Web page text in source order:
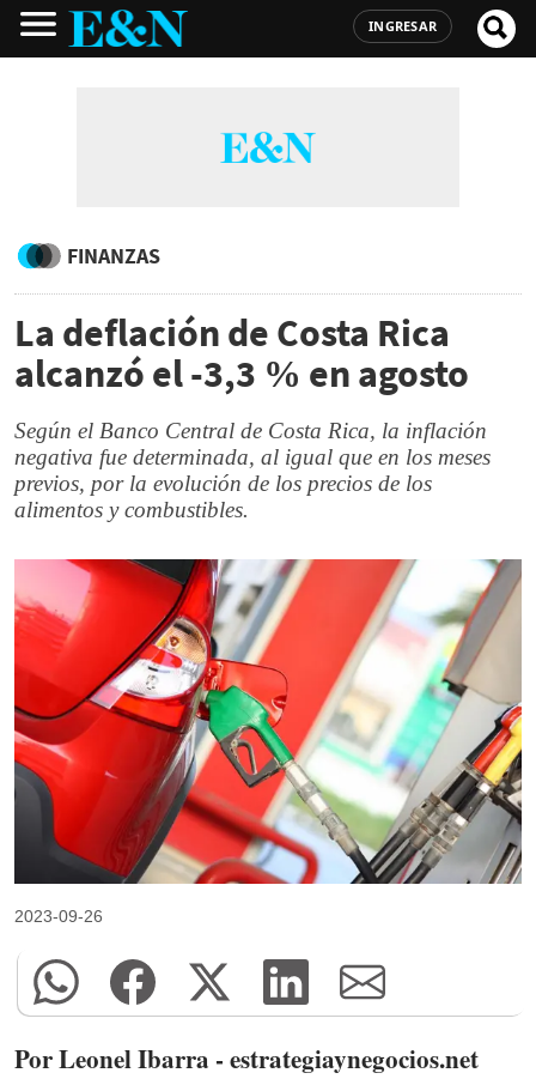
INGRESAR
FINANZAS
La deflación de Costa Rica
alcanzó el -3,3 % en agosto
Según el Banco Central de Costa Rica, la inflación
negativa fue determinada, al igual que en los meses
previos, por la evolución de los precios de los
alimentos y combustibles.
2023-09-26
Por Leonel Ibarra - estrategiaynegocios.net